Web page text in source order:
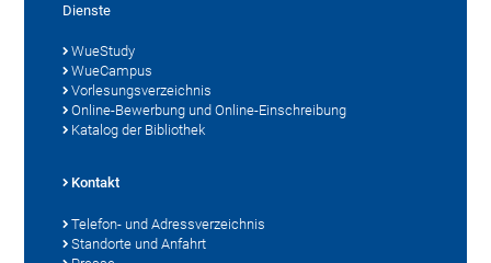
Dienste
WueStudy
WueCampus
Vorlesungsverzeichnis
Online-Bewerbung und Online-Einschreibung
Katalog der Bibliothek
Kontakt
Telefon- und Adressverzeichnis
Standorte und Anfahrt